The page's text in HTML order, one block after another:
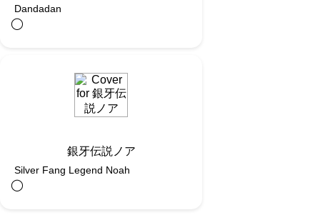
Dandadan
◯︎
銀牙伝説ノア
Silver Fang Legend Noah
◯︎